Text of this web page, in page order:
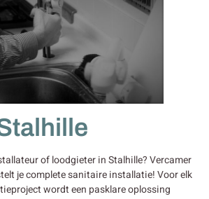
of loodgieter in Stalhille? Vercamer
je complete sanitaire installatie! Voor elk
wordt een pasklare oplossing